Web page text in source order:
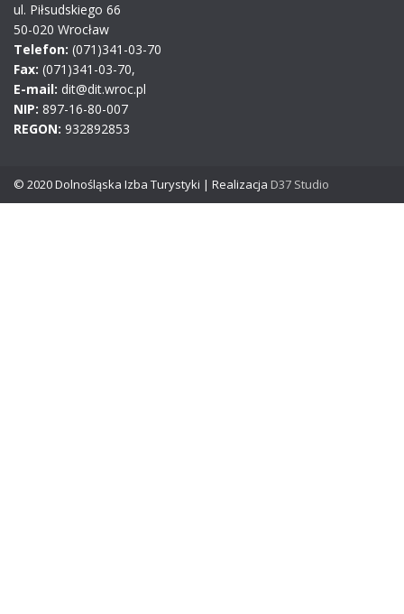
ul. Piłsudskiego 66
50-020 Wrocław
Telefon: (071)341-03-70
Fax: (071)341-03-70,
E-mail: dit@dit.wroc.pl
NIP: 897-16-80-007
REGON: 932892853
© 2020 Dolnośląska Izba Turystyki | Realizacja D37 Studio